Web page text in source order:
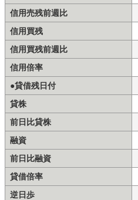
信用売残前週比
信用買残
信用買残前週比
信用倍率
●貸借残日付
貸株
前日比貸株
融資
前日比融資
貸借倍率
逆日歩